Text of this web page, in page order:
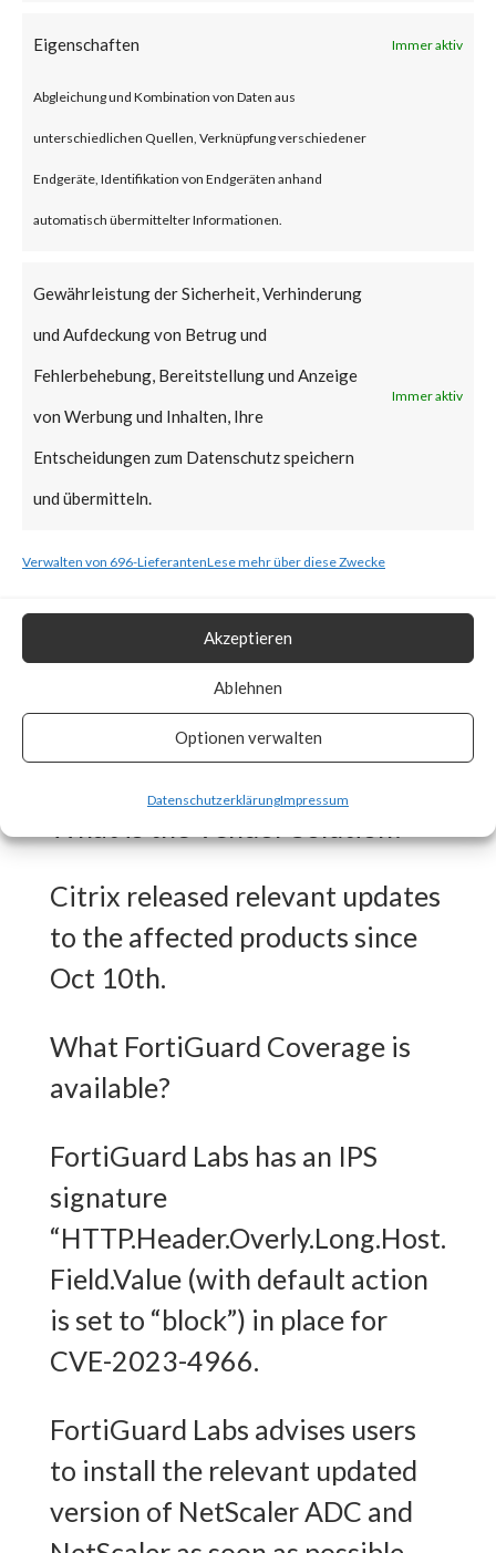
Eigenschaften Immer aktiv
Abgleichung und Kombination von Daten aus
unterschiedlichen Quellen, Verknüpfung verschiedener
Endgeräte, Identifikation von Endgeräten anhand
automatisch übermittelter Informationen.
Gewährleistung der Sicherheit, Verhinderung
und Aufdeckung von Betrug und
Fehlerbehebung, Bereitstellung und Anzeige
von Werbung und Inhalten, Ihre
Entscheidungen zum Datenschutz speichern
und übermitteln.
Immer aktiv
Verwalten von 696-LieferantenLese mehr über diese Zwecke
Akzeptieren
Ablehnen
Optionen verwalten
DatenschutzerklärungImpressum
This is significant because the
Citrix blog acknowledged that
CVE-2023-4966 has been
exploited in the wild. Also, CISA
added the vulnerability to the
Catalog on Oct 18th.
The vulnerability was
discovered earlier by their
internal team and the advisory
and related patches were
protection for the vulnerability
and seeing several thousand
attempts to exploit the
vulnerability.
Citrix released relevant updates
to the affected products since
Oct 10th.
What FortiGuard Coverage is
available?
FortiGuard Labs has an IPS
signature
“HTTP.Header.Overly.Long.Host.
Field.Value (with default action
is set to “block”) in place for
CVE-2023-4966.
FortiGuard Labs advises users
to install the relevant updated
version of NetScaler ADC and